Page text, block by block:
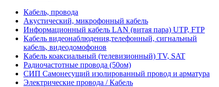
Кабель, провода
Акустический, микрофонный кабель
Информационный кабель LAN (витая пара) UTP, FTP
Кабель видеонаблюдения,телефонный, сигнальный
кабель, видеодомофонов
Кабель коаксиальный (телевизионный) TV, SAT
Радиочастотные провода (50ом)
СИП Самонесущий изолированный провод и арматура
Электрические провода / Кабель